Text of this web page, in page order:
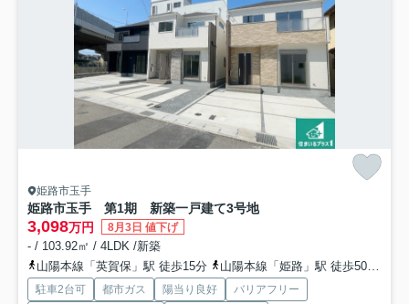
姫路市玉手
姫路市玉手 第1期 新築一戸建て3号地
3,098万円 8月3日 値下げ
- / 103.92㎡ / 4LDK /新築
山陽本線「英賀保」駅 徒歩15分
山陽本線「姫路」駅 徒歩50分
駐車2台可 都市ガス 陽当り良好
バリアフリー